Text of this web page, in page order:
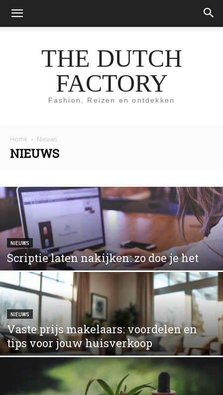
THE DUTCH
FACTORY
Fashion, Reizen en ontdekken
Home Nieuws
NIEUWS
NIEUWS
Scriptie laten nakijken: zo doe je het
NIEUWS
Vaste prijs makelaars: voordelen en
tips voor jouw huisverkoop